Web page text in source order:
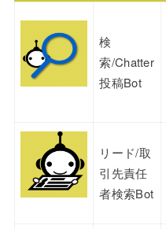
検
索/Chatter
投稿Bot
リード/取
引先責任
者検索Bot